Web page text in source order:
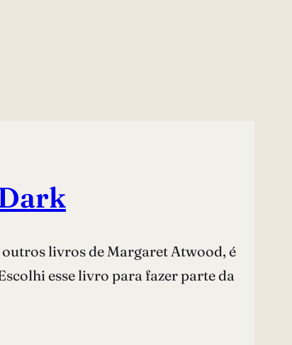
livros de Margaret Atwood, é
esse livro para fazer parte da